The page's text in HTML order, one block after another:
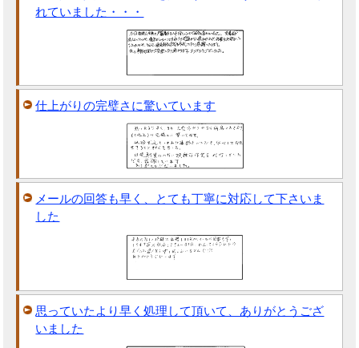
れていました・・・
仕上がりの完璧さに驚いています
メールの回答も早く、とても丁寧に対応して下さいま
した
思っていたより早く処理して頂いて、ありがとうござ
いました